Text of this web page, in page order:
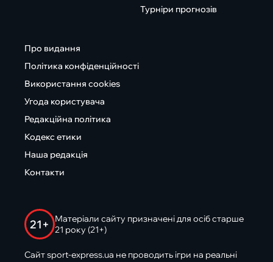
Турніри прогнозів
Про видання
Політика конфіденційності
Використання cookies
Угода користувача
Редакційна політика
Кодекс етики
Наша редакція
Контакти
21+
Матеріали сайту призначені для осіб старше
21 року (21+)
Сайт sport-express.ua не проводить ігри на реальні